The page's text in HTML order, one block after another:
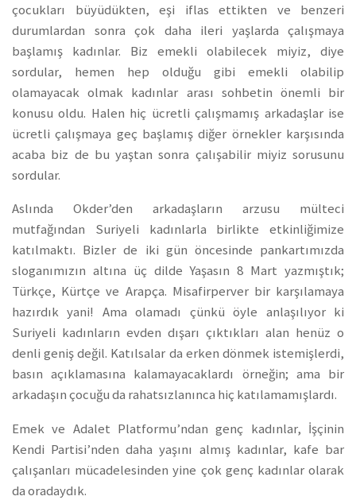
çocukları büyüdükten, eşi iflas ettikten ve benzeri
durumlardan sonra çok daha ileri yaşlarda çalışmaya
başlamış kadınlar. Biz emekli olabilecek miyiz, diye
sordular, hemen hep olduğu gibi emekli olabilip
olamayacak olmak kadınlar arası sohbetin önemli bir
konusu oldu. Halen hiç ücretli çalışmamış arkadaşlar ise
ücretli çalışmaya geç başlamış diğer örnekler karşısında
acaba biz de bu yaştan sonra çalışabilir miyiz sorusunu
sordular.
Aslında Okder’den arkadaşların arzusu mülteci
mutfağından Suriyeli kadınlarla birlikte etkinliğimize
katılmaktı. Bizler de iki gün öncesinde pankartımızda
sloganımızın altına üç dilde Yaşasın 8 Mart yazmıştık;
Türkçe, Kürtçe ve Arapça. Misafirperver bir karşılamaya
hazırdık yani! Ama olamadı çünkü öyle anlaşılıyor ki
Suriyeli kadınların evden dışarı çıktıkları alan henüz o
denli geniş değil. Katılsalar da erken dönmek istemişlerdi,
basın açıklamasına kalamayacaklardı örneğin; ama bir
arkadaşın çocuğu da rahatsızlanınca hiç katılamamışlardı.
Emek ve Adalet Platformu’ndan genç kadınlar, İşçinin
Kendi Partisi’nden daha yaşını almış kadınlar, kafe bar
çalışanları mücadelesinden yine çok genç kadınlar olarak
da oradaydık.